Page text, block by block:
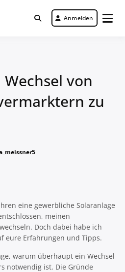
Solar Forum
Deutschlandweit Nr. 1 Forum für
gewerbliche Solar Investments
Anmelden
von
zu
eine gewerbliche Solaranlage
meinen
Doch dabei habe ich
eure Erfahrungen und Tipps.
warum überhaupt ein Wechsel
notwendig ist. Die Gründe